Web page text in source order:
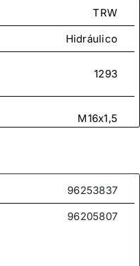
TRW
Hidráulico
1293
M16x1,5
96253837
96205807